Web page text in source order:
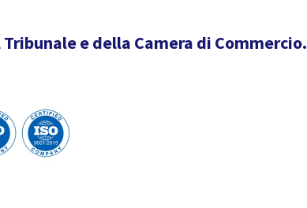
e della Camera di Commercio.